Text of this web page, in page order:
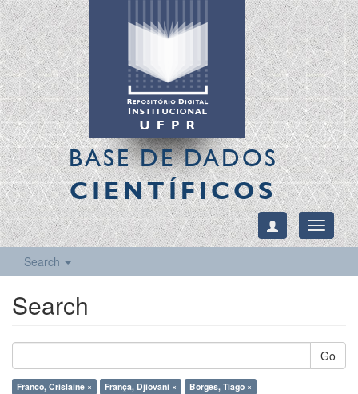
BASE DE DADOS
CIENTÍFICOS
Toggle
Search
Search
Go
Franco, Crislaine × França, Djiovani ×
Borges, Tiago ×